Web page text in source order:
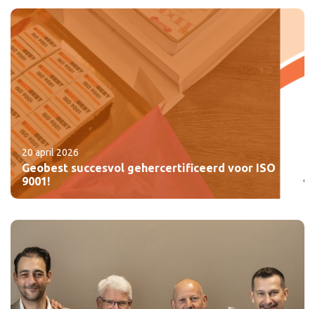
20 april 2026
Geobest succesvol gehercertificeerd voor ISO
9001!